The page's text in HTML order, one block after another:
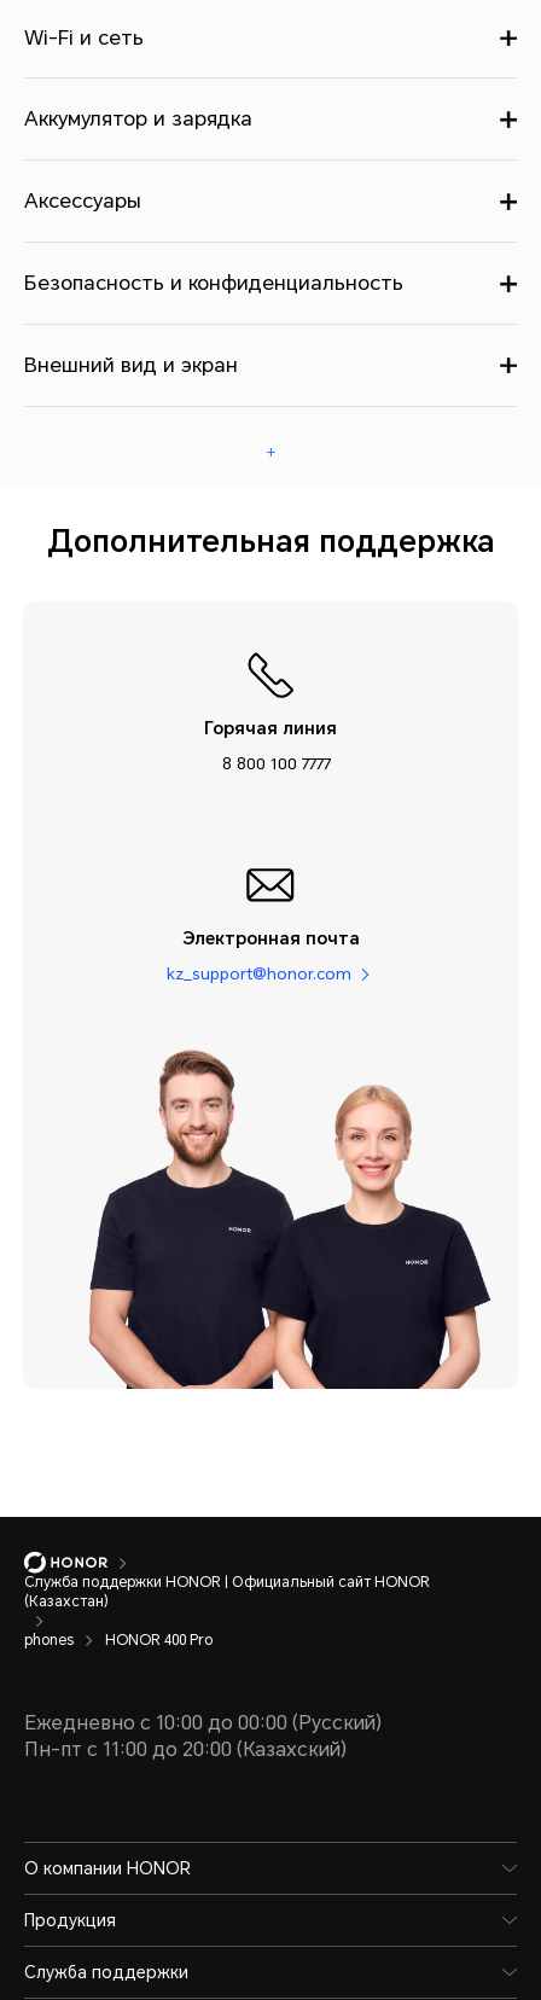
Wi-Fi и сеть
Аккумулятор и зарядка
Аксессуары
Безопасность и конфиденциальность
Внешний вид и экран
+
Дополнительная поддержка
Горячая линия
8 800 100 7777
Электронная почта
kz_support@honor.com
Служба поддержки HONOR | Официальный сайт HONOR
(Казахстан)
phones HONOR 400 Pro
Ежедневно с 10:00 до 00:00 (Русский)
Пн-пт с 11:00 до 20:00 (Казахский)
О компании HONOR
Продукция
Служба поддержки